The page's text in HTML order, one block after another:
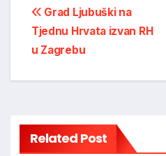
Post
navigation
Grad Ljubuški na
Tjednu Hrvata izvan RH
u Zagrebu
Related Post